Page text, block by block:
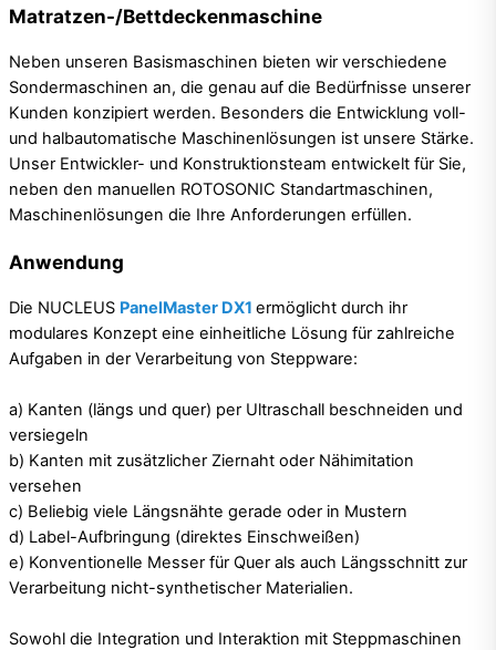
Matratzen-/Bettdeckenmaschine
Neben unseren Basismaschinen bieten wir verschiedene
Sondermaschinen an, die genau auf die Bedürfnisse unserer
Kunden konzipiert werden. Besonders die Entwicklung voll-
und halbautomatische Maschinenlösungen ist unsere Stärke.
Unser Entwickler- und Konstruktionsteam entwickelt für Sie,
neben den manuellen ROTOSONIC Standartmaschinen,
Maschinenlösungen die Ihre Anforderungen erfüllen.
Anwendung
Die NUCLEUS PanelMaster DX1 ermöglicht durch ihr
modulares Konzept eine einheitliche Lösung für zahlreiche
Aufgaben in der Verarbeitung von Steppware:
a) Kanten (längs und quer) per Ultraschall beschneiden und
versiegeln
b) Kanten mit zusätzlicher Ziernaht oder Nähimitation
versehen
c) Beliebig viele Längsnähte gerade oder in Mustern
d) Label-Aufbringung (direktes Einschweißen)
e) Konventionelle Messer für Quer als auch Längsschnitt zur
Verarbeitung nicht-synthetischer Materialien.
Sowohl die Integration und Interaktion mit Steppmaschinen